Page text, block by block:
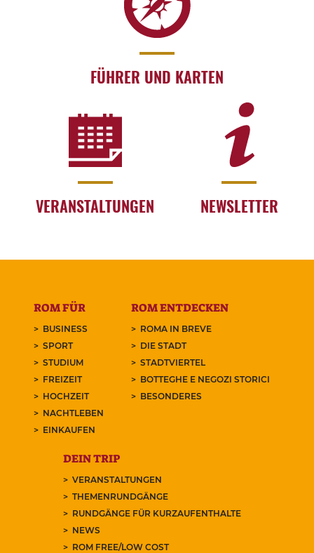
FÜHRER UND KARTEN
VERANSTALTUNGEN NEWSLETTER
ROM FÜR
BUSINESS
SPORT
STUDIUM
FREIZEIT
HOCHZEIT
NACHTLEBEN
EINKAUFEN
ROM ENTDECKEN
ROMA IN BREVE
DIE STADT
STADTVIERTEL
BOTTEGHE E NEGOZI STORICI
BESONDERES
DEIN TRIP
VERANSTALTUNGEN
THEMENRUNDGÄNGE
RUNDGÄNGE FÜR KURZAUFENTHALTE
NEWS
ROM FREE/LOW COST